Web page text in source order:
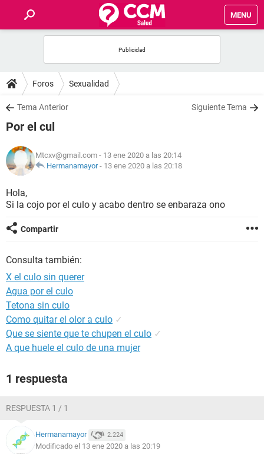
MENU
FOROS
SALUD
NUTRICIÓN
BIENESTAR
SEXUALIDAD
GLOSARIO
Foros Sexualidad
Tema Anterior Siguiente Tema
Por el cul
Mtcxv@gmail.com - 13 ene 2020 a las 20:14
Hermanamayor- 13 ene 2020 a las 20:18
Hola,
Si la cojo por el culo y acabo dentro se enbaraza ono
Compartir
Consulta también:
X el culo sin querer
Agua por el culo
Tetona sin culo
Como quitar el olor a culo ✓
Que se siente que te chupen el culo ✓
A que huele el culo de una mujer
1 respuesta
RESPUESTA 1 / 1
Hermanamayor 2.224
Modificado el 13 ene 2020 a las 20:19